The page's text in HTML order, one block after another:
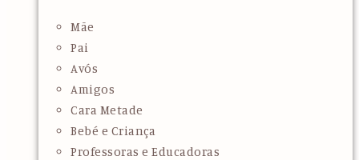
Mãe
Pai
Avós
Amigos
Cara Metade
Bebé e Criança
Professoras e Educadoras